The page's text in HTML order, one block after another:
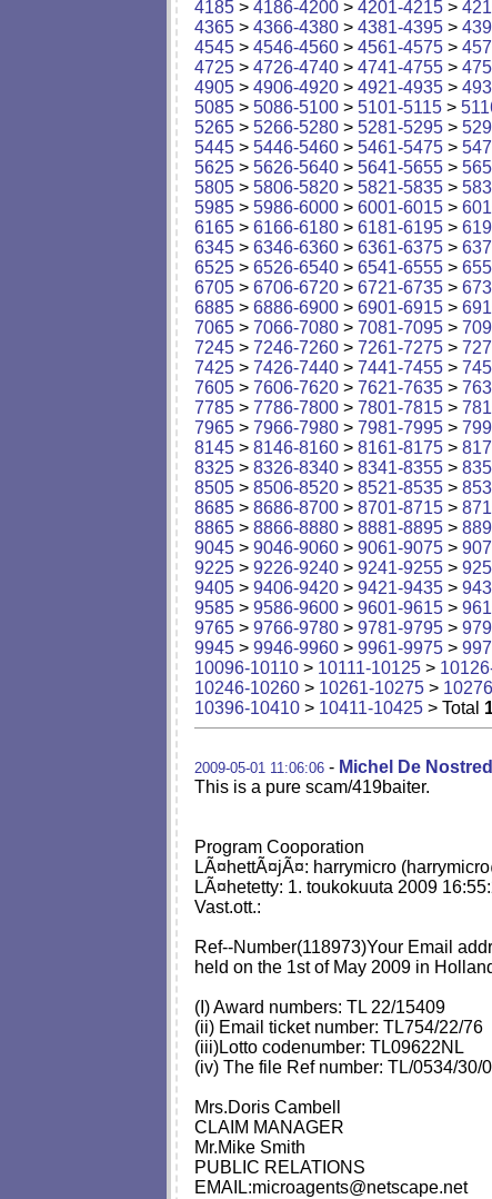
4185 > 4186-4200 > 4201-4215 >
4365 > 4366-4380 > 4381-4395 >
4545 > 4546-4560 > 4561-4575 >
4725 > 4726-4740 > 4741-4755 >
4905 > 4906-4920 > 4921-4935 >
5085 > 5086-5100 > 5101-5115 >
5265 > 5266-5280 > 5281-5295 >
5445 > 5446-5460 > 5461-5475 >
5625 > 5626-5640 > 5641-5655 >
5805 > 5806-5820 > 5821-5835 >
5985 > 5986-6000 > 6001-6015 >
6165 > 6166-6180 > 6181-6195 >
6345 > 6346-6360 > 6361-6375 >
6525 > 6526-6540 > 6541-6555 >
6705 > 6706-6720 > 6721-6735 >
6885 > 6886-6900 > 6901-6915 >
7065 > 7066-7080 > 7081-7095 >
7245 > 7246-7260 > 7261-7275 >
7425 > 7426-7440 > 7441-7455 >
7605 > 7606-7620 > 7621-7635 >
7785 > 7786-7800 > 7801-7815 >
7965 > 7966-7980 > 7981-7995 >
8145 > 8146-8160 > 8161-8175 >
8325 > 8326-8340 > 8341-8355 >
8505 > 8506-8520 > 8521-8535 >
8685 > 8686-8700 > 8701-8715 >
8865 > 8866-8880 > 8881-8895 >
9045 > 9046-9060 > 9061-9075 >
9225 > 9226-9240 > 9241-9255 >
9405 > 9406-9420 > 9421-9435 >
9585 > 9586-9600 > 9601-9615 >
9765 > 9766-9780 > 9781-9795 >
9945 > 9946-9960 > 9961-9975 >
10096-10110 > 10111-10125 >
10246-10260 > 10261-10275 >
10396-10410 > 10411-10425 > Total
2009-05-01 11:06:06 - Michel De
This is a pure scam/419baiter.
LÃ¤hettÃ¤jÃ¤: harrymicro (
LÃ¤hetetty: 1. toukokuuta 2009
Vast.ott.:
Ref--Number(118973)Your Email
held on the 1st of May 2009 in
(I) Award numbers: TL 22/15409
(ii) Email ticket number: TL754/22/76
(iii)Lotto codenumber: TL09622NL
(iv) The file Ref number: TL/0534/30/
Mrs.Doris Cambell
CLAIM MANAGER
Mr.Mike Smith
PUBLIC RELATIONS
EMAIL:microagents@netscape.net